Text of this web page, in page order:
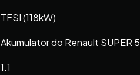
TFSI (118kW)
Akumulator do Renault SUPER 5
1.1